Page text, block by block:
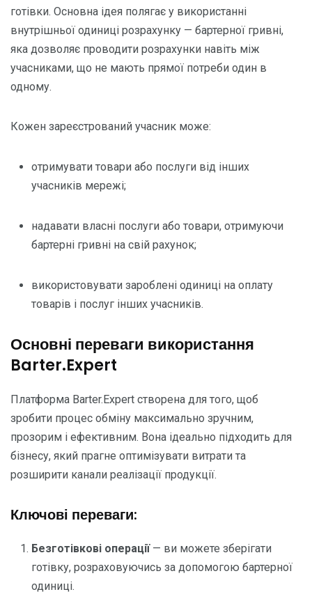
готівки. Основна ідея полягає у використанні
внутрішньої одиниці розрахунку — бартерної гривні,
яка дозволяє проводити розрахунки навіть між
учасниками, що не мають прямої потреби один в
одному.
Кожен зареєстрований учасник може:
отримувати товари або послуги від інших
учасників мережі;
надавати власні послуги або товари, отримуючи
бартерні гривні на свій рахунок;
використовувати зароблені одиниці на оплату
товарів і послуг інших учасників.
Основні переваги використання
Barter.Expert
Платформа Barter.Expert створена для того, щоб
зробити процес обміну максимально зручним,
прозорим і ефективним. Вона ідеально підходить для
бізнесу, який прагне оптимізувати витрати та
розширити канали реалізації продукції.
Ключові переваги:
Безготівкові операції— ви можете зберігати
готівку, розраховуючись за допомогою бартерної
одиниці.